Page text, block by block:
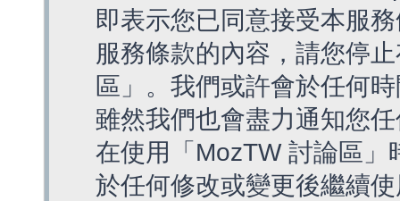
即表示您已同意接受本服
服務條款的內容，請您停
區」。我們或許會於任何
雖然我們也會盡力通知您
在使用「MozTW 討論區
於任何修改或變更後繼續